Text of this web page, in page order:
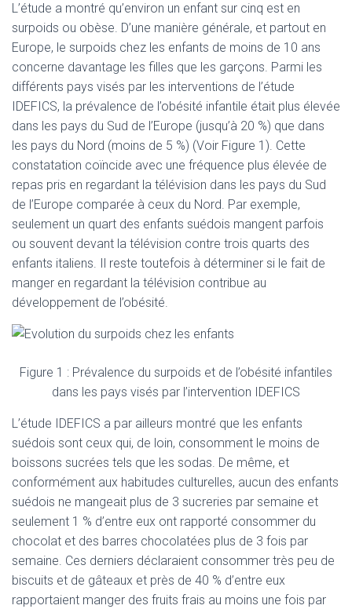
L’étude a montré qu’environ un enfant sur cinq est en
surpoids ou obèse. D’une manière générale, et partout en
Europe, le surpoids chez les enfants de moins de 10 ans
concerne davantage les filles que les garçons. Parmi les
différents pays visés par les interventions de l’étude
IDEFICS, la prévalence de l’obésité infantile était plus élevée
dans les pays du Sud de l’Europe (jusqu’à 20 %) que dans
les pays du Nord (moins de 5 %) (Voir Figure 1). Cette
constatation coïncide avec une fréquence plus élevée de
repas pris en regardant la télévision dans les pays du Sud
de l’Europe comparée à ceux du Nord. Par exemple,
seulement un quart des enfants suédois mangent parfois
ou souvent devant la télévision contre trois quarts des
enfants italiens. Il reste toutefois à déterminer si le fait de
manger en regardant la télévision contribue au
développement de l’obésité.
Figure 1 : Prévalence du surpoids et de l’obésité infantiles
dans les pays visés par l’intervention IDEFICS
L’étude IDEFICS a par ailleurs montré que les enfants
suédois sont ceux qui, de loin, consomment le moins de
boissons sucrées tels que les sodas. De même, et
conformément aux habitudes culturelles, aucun des enfants
suédois ne mangeait plus de 3 sucreries par semaine et
seulement 1 % d’entre eux ont rapporté consommer du
chocolat et des barres chocolatées plus de 3 fois par
semaine. Ces derniers déclaraient consommer très peu de
biscuits et de gâteaux et près de 40 % d’entre eux
rapportaient manger des fruits frais au moins une fois par